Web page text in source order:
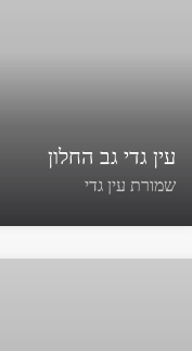
עין גדי גב החלון
שמורת עין גדי